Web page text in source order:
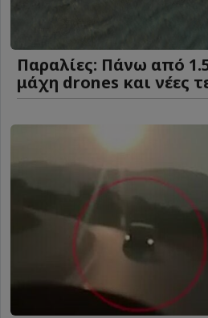
Παραλίες: Πάνω από
μάχη drones και νέες